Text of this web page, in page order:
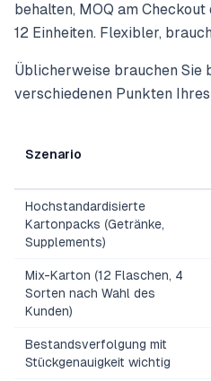
behalten, MOQ am
12 Einheiten. Flexibler,
Üblicherweise brauchen Sie
verschiedenen Punkten
Szenario
Hochstandardisierte
Kartonpacks (Getränke,
Supplements)
Mix-Karton (12 Flaschen, 4
Sorten nach Wahl des
Kunden)
Bestandsverfolgung mit
Stückgenauigkeit wichtig